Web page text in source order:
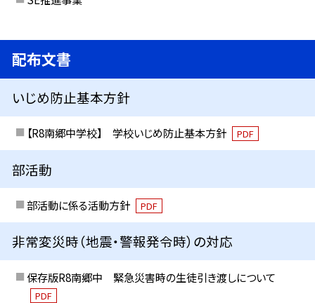
配布文書
いじめ防止基本方針
【R8南郷中学校】 学校いじめ防止基本方針 PDF
部活動
部活動に係る活動方針 PDF
非常変災時（地震・警報発令時）の対応
保存版R8南郷中 緊急災害時の生徒引き渡しについて
PDF